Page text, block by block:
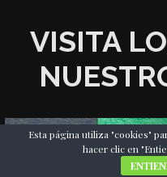
VISITA
Esta página utiliza "cookies"
hacer clic en